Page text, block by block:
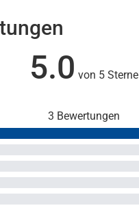
5.0 von 5 Sterne
3 Bewertungen